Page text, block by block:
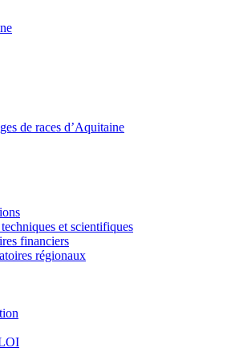
de races d’Aquitaine
et scientifiques
financiers
régionaux